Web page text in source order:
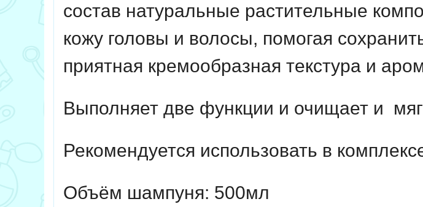
состав натуральные растительные
кожу головы и волосы, помогая
приятная кремообразная текстура и
Выполняет две функции и очищает и
Рекомендуется использовать в
Объём шампуня: 500мл